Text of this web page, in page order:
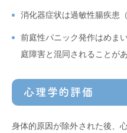
消化器症状は過敏性腸疾患
前庭性パニック発作はめま
庭障害と混同されることがあ
心理学的評価
身体的原因が除外された後、